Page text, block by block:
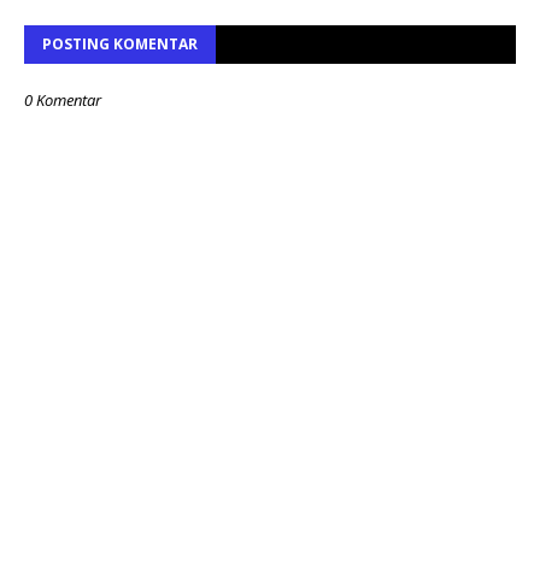
POSTING KOMENTAR
0 Komentar